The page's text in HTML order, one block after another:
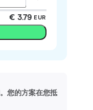
€ 3.79 EUR
您的方案在您抵